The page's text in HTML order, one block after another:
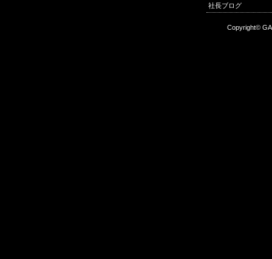
社長ブログ
Copyright©